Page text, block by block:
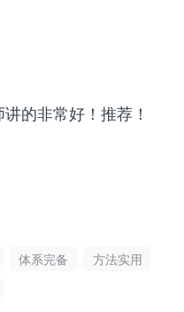
的非常好！推荐！
体系完备
方法实用